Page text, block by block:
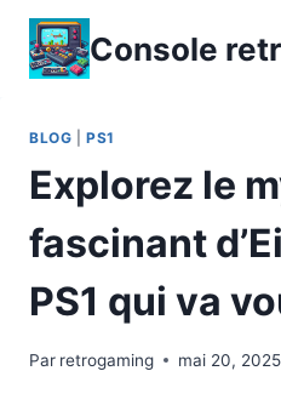
Aller
contenu
Console
BLOG |PS1
Explorez le
fascinant
PS1 qui va
Par retrogaming mai 20, 2025